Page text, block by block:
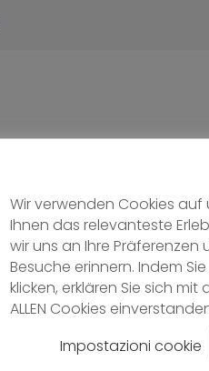
Wir verwenden Cookies auf
Ihnen das relevanteste
wir uns an Ihre Präferenzen
Besuche erinnern. Indem
klicken, erklären Sie sich
ALLEN Cookies
Impostazioni cookie